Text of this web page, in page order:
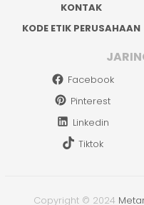
KONTAK
KODE ETIK PERUSAHAAN
Facebook
Pinterest
Linkedin
Tiktok
Copyright © 2024